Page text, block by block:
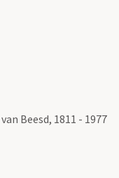
Beesd, 1811 - 1977